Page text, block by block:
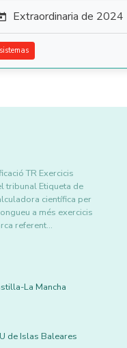
Extraordinaria de 2024
sistemas
TR Exercicis
tribunal Etiqueta de
científica per
a més exercicis
referent…
La Mancha
de Islas Baleares